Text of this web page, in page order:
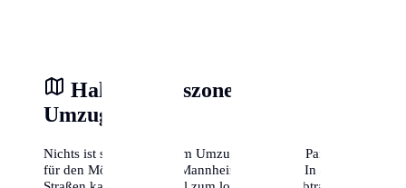
Halteverbotszone am
Umzugstag
Nichts ist stressiger als am Umzugstag keinen Parkplatz
für den Möbelwagen in Mannheim zu finden. In engen